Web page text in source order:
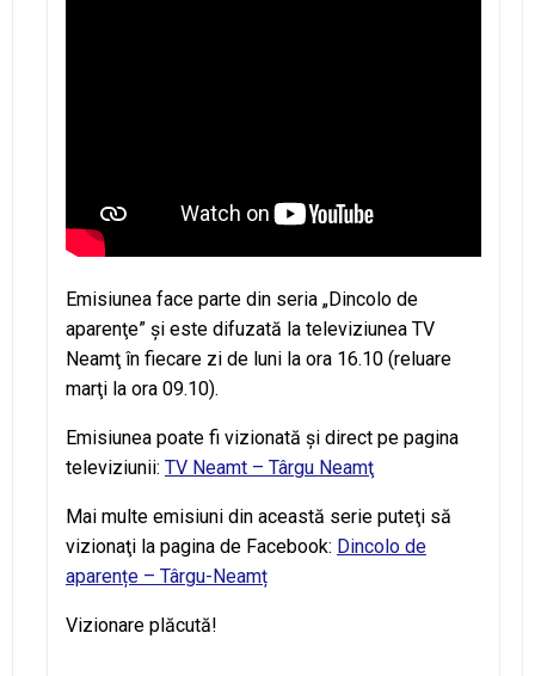
Emisiunea face parte din seria „Dincolo de
aparenţe” şi este difuzată la televiziunea TV
Neamţ în fiecare zi de luni la ora 16.10 (reluare
marţi la ora 09.10).
Emisiunea poate fi vizionată şi direct pe pagina
televiziunii: TV Neamt – Târgu Neamţ
Mai multe emisiuni din această serie puteţi să
vizionaţi la pagina de Facebook: Dincolo de
aparențe – Târgu-Neamț
Vizionare plăcută!